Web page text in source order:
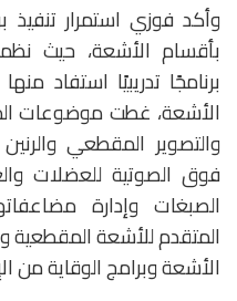
وأكد فوزي استمرار تنفيذ
الأشعة، غطت موضوعات
والتصوير المقطعي
فوق الصوتية للعضلات
الصبغات وإدارة
المتقدم للأشعة
الأشعة وبرامج الوقاية من